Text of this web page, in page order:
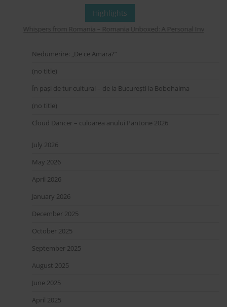
Highlights
Whispers from Romania – Romania Unboxed: A Personal
Nedumerire: „De ce Amara?”
(no title)
În pași de tur cultural – de la București la Bobohalma
(no title)
Cloud Dancer – culoarea anului Pantone 2026
July 2026
May 2026
April 2026
January 2026
December 2025
October 2025
September 2025
August 2025
June 2025
April 2025